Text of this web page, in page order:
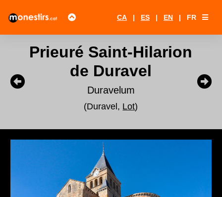
CA | ES | EN | FR
Prieuré Saint-Hilarion
de Duravel
Duravelum
(Duravel, Lot)